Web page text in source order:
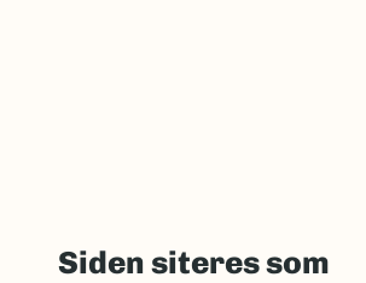
Siden siteres som